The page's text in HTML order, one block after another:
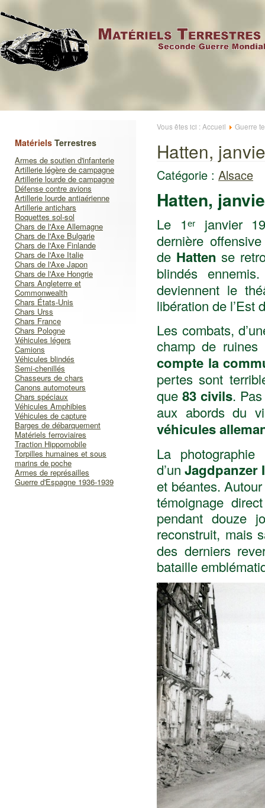
Matériels Terrestres
Armes de soutien d'infanterie
Artillerie légère de campagne
Artillerie lourde de campagne
Défense contre avions
Artillerie lourde antiaérienne
Artillerie antichars
Roquettes sol-sol
Chars de l'Axe Allemagne
Chars de l'Axe Bulgarie
Chars de l'Axe Finlande
Chars de l'Axe Italie
Chars de l'Axe Japon
Chars de l'Axe Hongrie
Chars Angleterre et
Commonwealth
Chars États-Unis
Chars Urss
Chars France
Chars Pologne
Véhicules légers
Camions
Véhicules blindés
Semi-chenillés
Chasseurs de chars
Canons automoteurs
Chars spéciaux
Véhicules Amphibies
Véhicules de capture
Barges de débarquement
Matériels ferroviaires
Traction Hippomobile
Torpilles humaines et sous
marins de poche
Armes de représailles
Guerre d'Espagne 1936-1939
Vous êtes ici : Accueil Guerre
Hatten,
Catégorie : Alsace
Hatten,
Le 1ᵉʳ janvier
dernière
de Hatten se
blindés
deviennent le
libération de l’Est
Les combats,
champ de
compte la
pertes sont
que 83 civils.
aux abords du
véhicules
La
d’un Jagdpanzer
et béantes.
témoignage
pendant douze
reconstruit, mais
des derniers
bataille